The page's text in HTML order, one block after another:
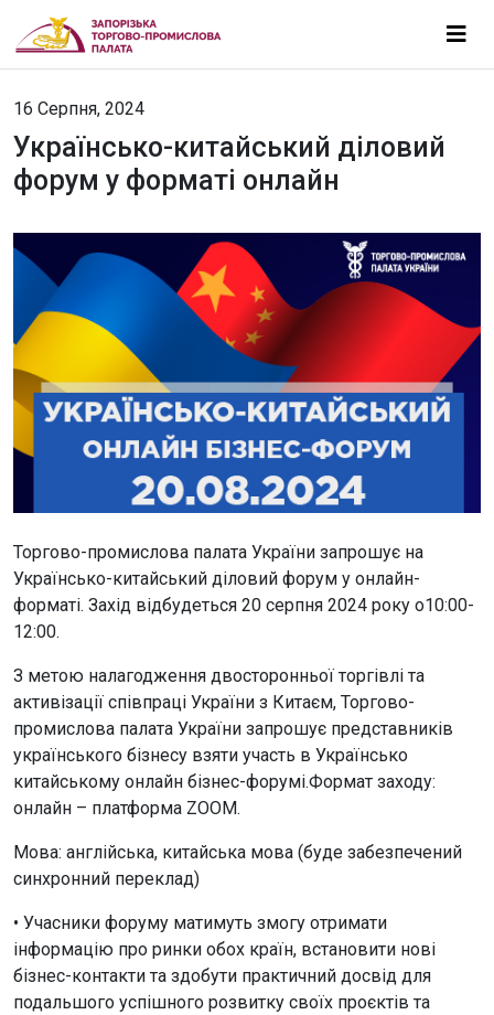
16 Серпня, 2024
Українсько-китайський діловий
форум у форматі онлайн
Торгово-промислова палата України запрошує на
Українсько-китайський діловий форум у онлайн-
форматі. Захід відбудеться 20 серпня 2024 року о10:00-
12:00.
З метою налагодження двосторонньої торгівлі та
активізації співпраці України з Китаєм, Торгово-
промислова палата України запрошує представників
українського бізнесу взяти участь в Українсько
китайському онлайн бізнес-форумі.Формат заходу:
онлайн – платформа ZOOM.
Мова: англійська, китайська мова (буде забезпечений
синхронний переклад)
• Учасники форуму матимуть змогу отримати
інформацію про ринки обох країн, встановити нові
бізнес-контакти та здобути практичний досвід для
подальшого успішного розвитку своїх проєктів та